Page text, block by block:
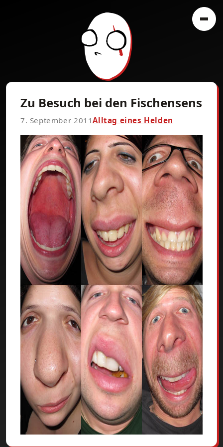
Zu Besuch bei den Fischensens
7. September 2011Alltag eines Helden